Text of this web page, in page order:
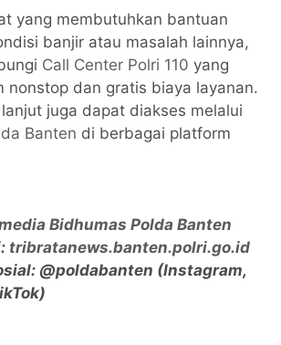
yang membutuhkan bantuan
banjir atau masalah lainnya,
Call Center Polri 110 yang
nonstop dan gratis biaya layanan.
juga dapat diakses melalui
Banten di berbagai platform
Bidhumas Polda Banten
tribratanews.banten.polri.go.id
@poldabanten (Instagram,